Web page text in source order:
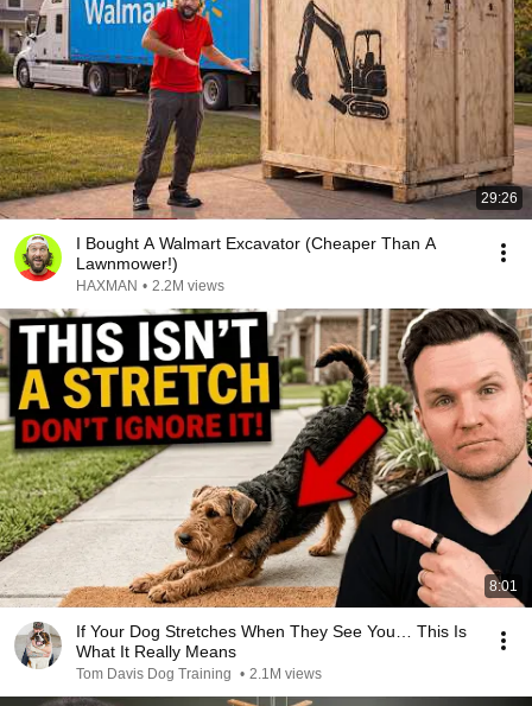
29:26
I Bought A Walmart Excavator (Cheaper Than A
Lawnmower!)
HAXMAN • 2.2M views
8:01
If Your Dog Stretches When They See You… This Is
What It Really Means
Tom Davis Dog Training • 2.1M views